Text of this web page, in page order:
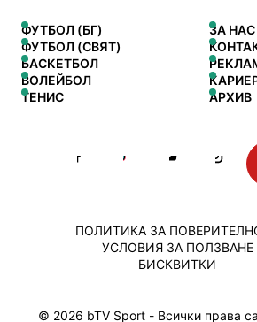
ФУТБОЛ (БГ)
ФУТБОЛ (СВЯТ)
БАСКЕТБОЛ
ВОЛЕЙБОЛ
ТЕНИС
ЗА НАС
АРХИВ
© 2026 bTV Sport - Всички права
ПОЛИТИКА ЗА
УСЛОВИЯ ЗА ПОЛЗВАНЕ
БИСКВИТКИ